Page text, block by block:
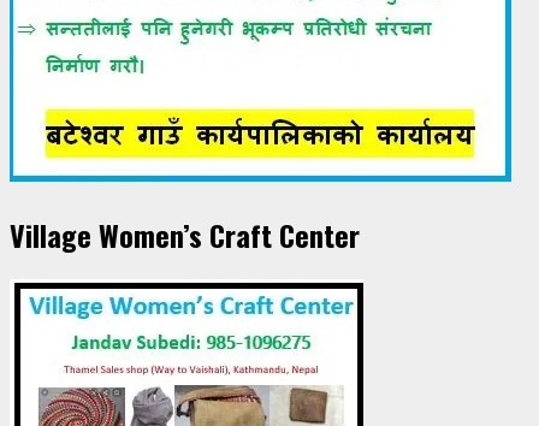
Village Women’s Craft Center